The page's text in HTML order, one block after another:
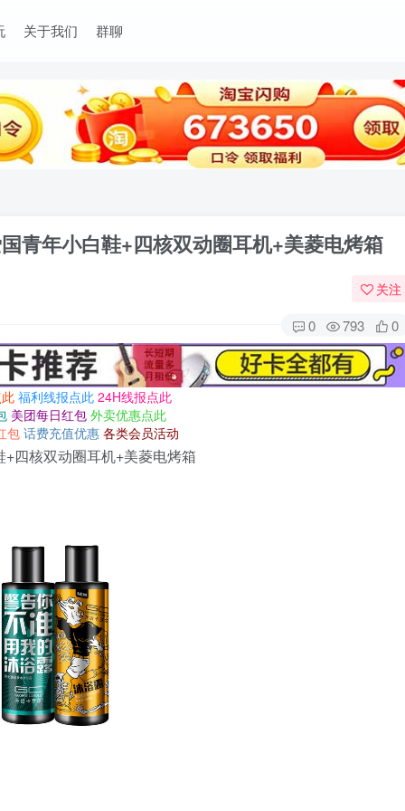
关于我们 群聊
青年小白鞋+四核双动圈耳机+美菱电烤箱
关注
0 793 0
福利线报点此 24H线报点此
美团每日红包 外卖优惠点此
包 话费充值优惠 各类会员活动
四核双动圈耳机+美菱电烤箱